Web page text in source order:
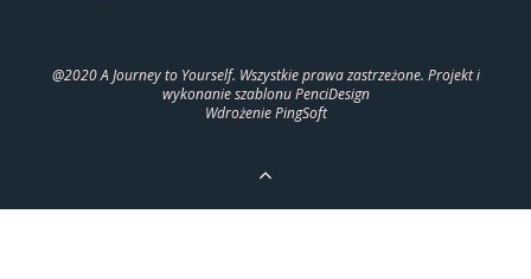
@2020 A Journey to Yourself. Wszystkie prawa zastrzeżone. Projekt i
wykonanie szablonuPenciDesign
WdrożeniePingSoft